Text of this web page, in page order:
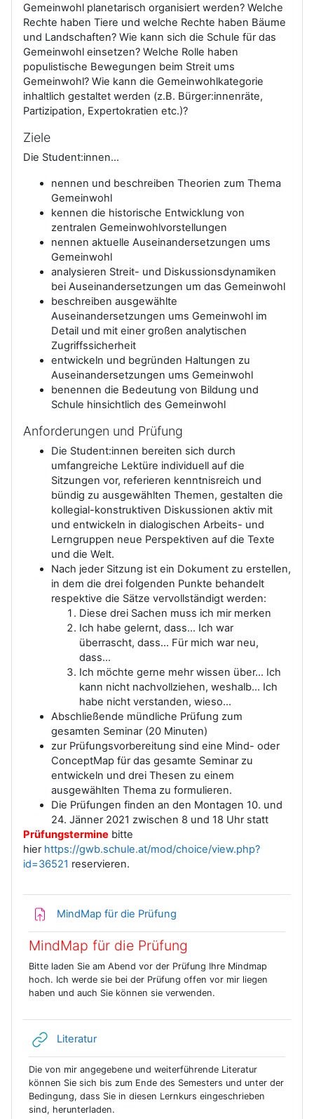
Gemeinwohl planetarisch organisiert werden? Welche
Rechte haben Tiere und welche Rechte haben Bäume
und Landschaften? Wie kann sich die Schule für das
Gemeinwohl einsetzen? Welche Rolle haben
populistische Bewegungen beim Streit ums
Gemeinwohl? Wie kann die Gemeinwohlkategorie
inhaltlich gestaltet werden (z.B. Bürger:innenräte,
Partizipation, Expertokratien etc.)?
Ziele
Die Student:innen…
nennen und beschreiben Theorien zum Thema
Gemeinwohl
kennen die historische Entwicklung von
zentralen Gemeinwohlvorstellungen
nennen aktuelle Auseinandersetzungen ums
Gemeinwohl
analysieren Streit- und Diskussionsdynamiken
bei Auseinandersetzungen um das Gemeinwohl
beschreiben ausgewählte
Auseinandersetzungen ums Gemeinwohl im
Detail und mit einer großen analytischen
Zugriffssicherheit
entwickeln und begründen Haltungen zu
Auseinandersetzungen ums Gemeinwohl
benennen die Bedeutung von Bildung und
Schule hinsichtlich des Gemeinwohl
Anforderungen und Prüfung
Die Student:innen bereiten sich durch
umfangreiche Lektüre individuell auf die
Sitzungen vor, referieren kenntnisreich und
bündig zu ausgewählten Themen, gestalten die
kollegial-konstruktiven Diskussionen aktiv mit
und entwickeln in dialogischen Arbeits- und
Lerngruppen neue Perspektiven auf die Texte
und die Welt.
Nach jeder Sitzung ist ein Dokument zu erstellen,
in dem die drei folgenden Punkte behandelt
respektive die Sätze vervollständigt werden:
Diese drei Sachen muss ich mir merken
Ich habe gelernt, dass... Ich war
überrascht, dass... Für mich war neu,
dass…
Ich möchte gerne mehr wissen über... Ich
kann nicht nachvollziehen, weshalb... Ich
habe nicht verstanden, wieso…
Abschließende mündliche Prüfung zum
gesamten Seminar (20 Minuten)
zur Prüfungsvorbereitung sind eine Mind- oder
ConceptMap für das gesamte Seminar zu
entwickeln und drei Thesen zu einem
ausgewählten Thema zu formulieren.
Die Prüfungen finden an den Montagen 10. und
24. Jänner 2021 zwischen 8 und 18 Uhr statt
Prüfungstermine bitte
hier https://gwb.schule.at/mod/choice/view.php?
id=36521 reservieren.
MindMap für die Prüfung
MindMap für die Prüfung
Bitte laden Sie am Abend vor der Prüfung Ihre Mindmap
hoch. Ich werde sie bei der Prüfung offen vor mir liegen
haben und auch Sie können sie verwenden.
LiteraturLink/URL
Die von mir angegebene und weiterführende Literatur
können Sie sich bis zum Ende des Semesters und unter der
Bedingung, dass Sie in diesen Lernkurs eingeschrieben
sind, herunterladen.